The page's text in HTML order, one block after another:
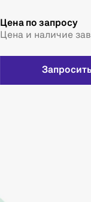
Цена по запросу
Цена и наличие